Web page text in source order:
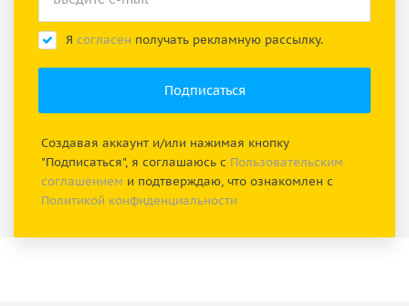
Я согласен получать рекламную рассылку.
Создавая аккаунт и/или нажимая кнопку
"Подписаться", я соглашаюсь с Пользовательским
соглашением и подтверждаю, что ознакомлен с
Политикой конфиденциальности